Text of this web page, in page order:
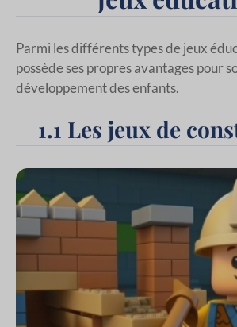
Parmi les différents types de jeux
possède ses propres avantages pour
développement des enfants.
1.1 Les jeux de